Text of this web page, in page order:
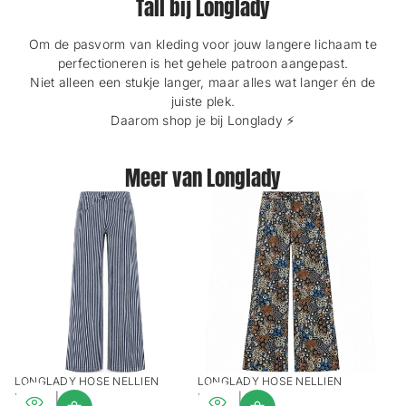
Tall bij Longlady
Om de pasvorm van kleding voor jouw langere lichaam te
perfectioneren is het gehele patroon aangepast.
Niet alleen een stukje langer, maar alles wat langer én de
juiste plek.
Daarom shop je bij Longlady ⚡️
Meer van Longlady
LONGLADY HOSE NELLIEN
PALMS | TALL
LONGLADY HOSE NELLIEN
PALMS | TALL